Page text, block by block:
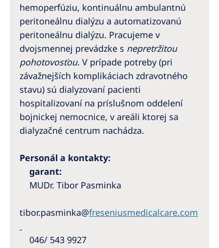
hemoperfúziu, kontinuálnu ambulantnú
peritoneálnu dialýzu a automatizovanú
peritoneálnu dialýzu. Pracujeme v
dvojsmennej prevádzke s nepretržitou
pohotovosťou. V prípade potreby (pri
závažnejších komplikáciach zdravotného
stavu) sú dialyzovaní pacienti
hospitalizovaní na príslušnom oddelení
bojnickej nemocnice, v areáli ktorej sa
dialyzačné centrum nachádza.
Personál a kontakty:
garant:
MUDr. Tibor Pasminka
tibor.pasminka@freseniusmedicalcare.com
046/ 543 9927